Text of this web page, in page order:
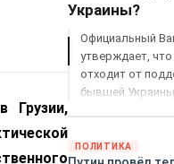
Грузии,
Украины?
Официальный
утверждает, что
отходит от
бывшей
закупленное
ПОЛИТИКА